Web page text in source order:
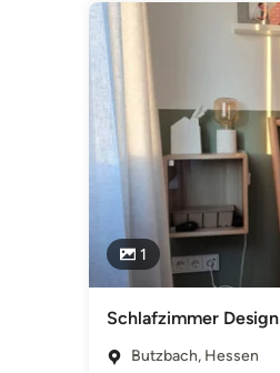
1
Schlafzimmer Design
Butzbach, Hessen